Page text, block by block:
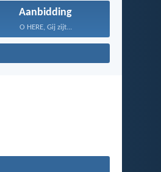
Aanbidding
O HERE, Gij zijt...